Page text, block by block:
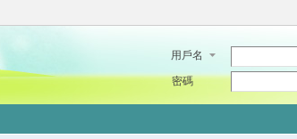
用戶名
密碼